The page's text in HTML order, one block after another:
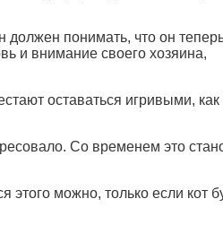
понимать, что он
и внимание своего хозяина,
оставаться игривыми, как
Со временем это
этого можно, только если кот